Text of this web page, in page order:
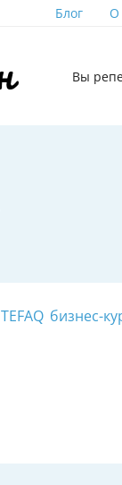
Блог О
Вы
TEFAQ бизнес-